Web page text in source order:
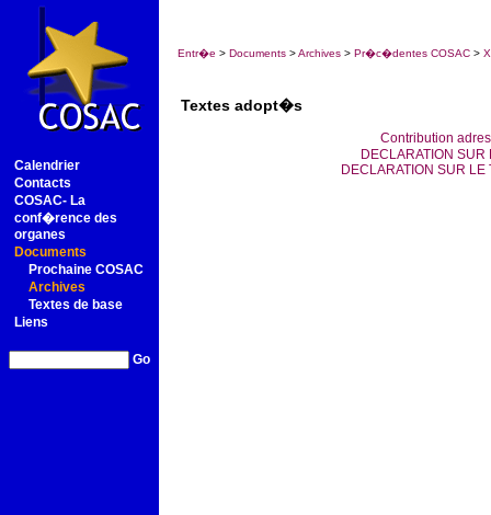
Calendrier
Contacts
COSAC- La
conf�rence des
organes
Documents
Prochaine COSAC
Archives
Textes de base
Liens
Go
Entr�e > Documents >Archives > Pr�c�dentes COSAC >
Textes adopt�s
Contribution
DECLARATION SUR
DECLARATION SUR LE